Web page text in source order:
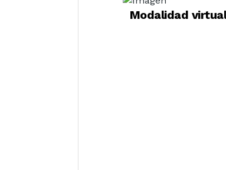
Modalidad